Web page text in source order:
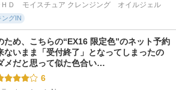
Ｄ　モイスチュア クレンジング　オイルジェル
ングIN
ため、こちらの“EX16 限定色”のネット予約
ないまま「受付終了」となってしまったの
メだと思って似た色合い…
6